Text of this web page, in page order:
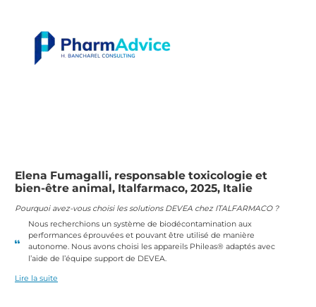
Elena Fumagalli, responsable toxicologie et
bien-être animal, Italfarmaco, 2025, Italie
Pourquoi avez-vous choisi les solutions DEVEA chez ITALFARMACO ?
Nous recherchions un système de biodécontamination aux
performances éprouvées et pouvant être utilisé de manière
autonome. Nous avons choisi les appareils Phileas® adaptés avec
l’aide de l’équipe support de DEVEA.
Lire la suite